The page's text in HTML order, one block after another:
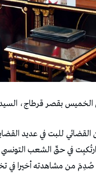
بقصر قرطاج،
القضائي للبت في عديد
في حقّ الشعب التونسي
صُدِمَ من مشاهدته أخيرا